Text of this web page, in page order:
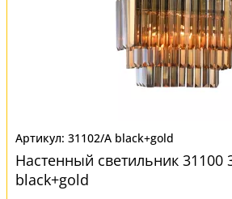
31102/A black+gold
Настенный светильник 31100
black+gold